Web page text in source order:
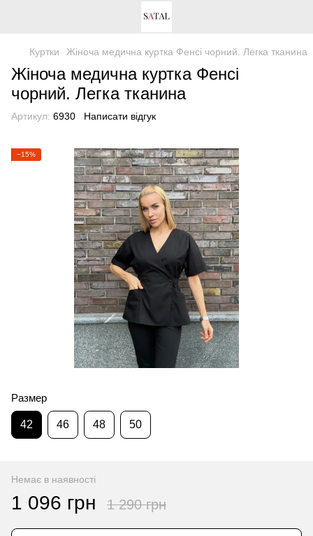
Куртки Жіноча медична куртка Фенсі чорний. Легка тканина
Жіноча медична куртка Фенсі
чорний. Легка тканина
Артикул: 6930 Написати відгук
−15%
Размер
42 46 48 50
Немає в наявності
1 096 грн 1 290 грн